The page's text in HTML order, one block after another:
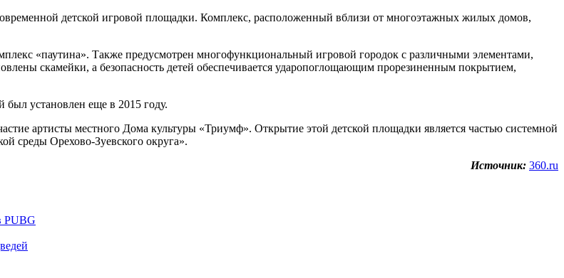
детской игровой площадки. Комплекс, расположенный вблизи от многоэтажных жилых домов,
«паутина». Также предусмотрен многофункциональный игровой городок с различными элементами,
скамейки, а безопасность детей обеспечивается ударопоглощающим прорезиненным покрытием,
был установлен еще в 2015 году.
артисты местного Дома культуры «Триумф». Открытие этой детской площадки является частью системной
среды Орехово-Зуевского округа».
Источник: 360.ru
PUBG